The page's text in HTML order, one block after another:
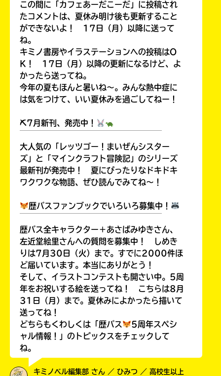
この間に「カフェあーだこーだ」に投稿され
たコメントは、夏休み明け後も更新すること
ができないよ！ 17日（月）以降に送って
ね。
キミノ書房やイラステーションへの投稿はO
K！ 17日（月）以降の更新になるけど、よ
かったら送ってね。
今年の夏もほんと暑いね～。みんな熱中症に
は気をつけて、いい夏休みを過ごしてねー！
⛏7月新刊、発売中！
大人気の「レッツゴー！まいぜんシスター
ズ」と「マインクラフト冒険記」のシリーズ
最新刊が発売中！ 夏にぴったりなドキドキ
ワクワクな物語、ぜひ読んでみてね～！
歴バスファンブックでいろいろ募集中！
歴バス全キャラクター＋あさばみゆきさん、
左近堂絵里さんへの質問を募集中！ しめき
りは7月30日（火）まで。すでに2000件ほ
ど届いています。本当にありがとう！
そして、イラストコンテストも開さい中。5周
年をお祝いする絵を送ってね！ こちらは8月
31日（月）まで。夏休みによかったら描いて
送ってね！
どちらもくわしくは「歴バス
5周年スペシ
ャル情報！」のトピックスをチェックして
ね。
キミノベル編集部 さん ／ ひみつ ／ 高校生以上